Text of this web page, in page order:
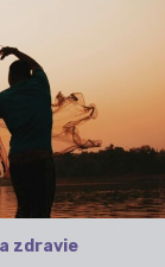
zdravie